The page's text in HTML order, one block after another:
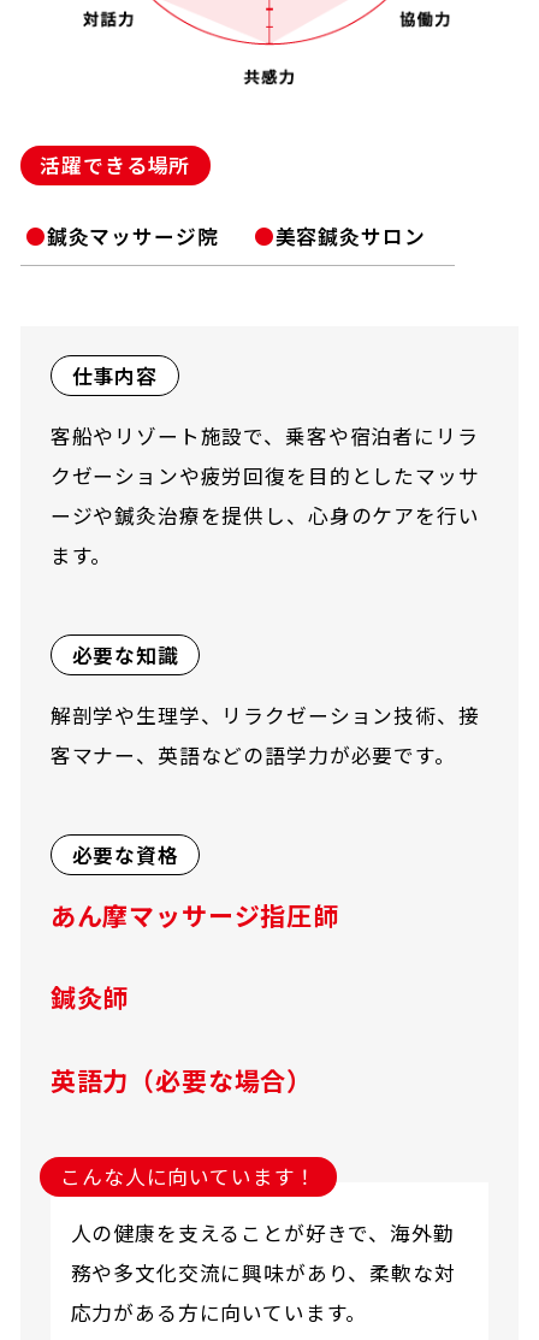
活躍できる場所
鍼灸マッサージ院 美容鍼灸サロン
仕事内容
客船やリゾート施設で、乗客や宿泊者にリラ
クゼーションや疲労回復を目的としたマッサ
ージや鍼灸治療を提供し、心身のケアを行い
ます。
必要な知識
解剖学や生理学、リラクゼーション技術、接
客マナー、英語などの語学力が必要です。
必要な資格
あん摩マッサージ指圧師
鍼灸師
英語力（必要な場合）
こんな人に向いています！
人の健康を支えることが好きで、海外勤
務や多文化交流に興味があり、柔軟な対
応力がある方に向いています。